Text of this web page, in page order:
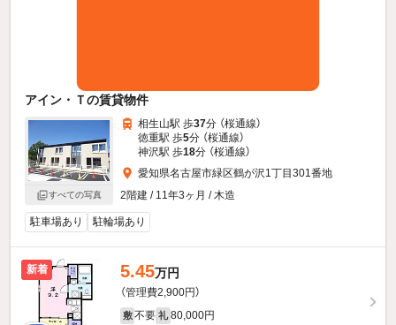
アイン・Ｔの賃貸物件
すべての写真
相生山駅 歩37分 （桜通線）
徳重駅 歩5分 （桜通線）
神沢駅 歩18分 （桜通線）
愛知県名古屋市緑区鶴が沢1丁目301番地
2階建 / 11年3ヶ月 / 木造
駐車場あり 駐輪場あり
新着 5.45万円
（管理費2,900円）
敷 不要 礼 80,000円